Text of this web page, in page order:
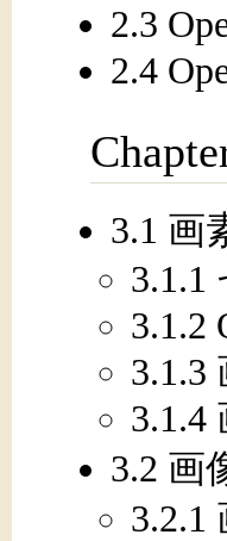
2.3
2.4
3.1 画
3.1.1
3.1.2
3.1.3
3.1.4
3.2 画
3.2.1